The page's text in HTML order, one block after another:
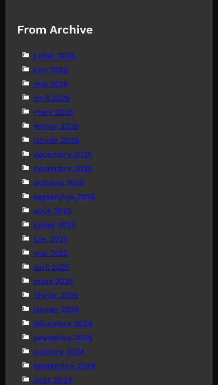
From Archive
juillet 2026
juin 2026
mai 2026
avril 2026
mars 2026
février 2026
janvier 2026
décembre 2025
novembre 2025
octobre 2025
septembre 2025
août 2025
juillet 2025
juin 2025
mai 2025
avril 2025
mars 2025
février 2025
janvier 2025
décembre 2024
novembre 2024
octobre 2024
septembre 2024
août 2024